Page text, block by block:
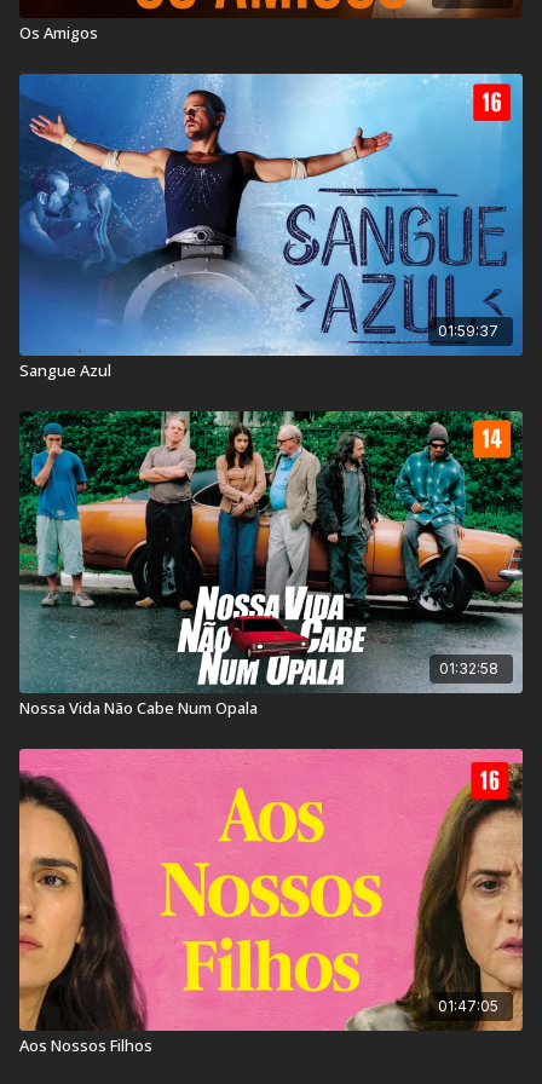
Ano de lançamento:2012
País:Brasil
Assista também:O Império dos Sentidos
Os Amigos
01:59:37
Sangue Azul
01:32:58
Nossa Vida Não Cabe Num Opala
01:47:05
Aos Nossos Filhos